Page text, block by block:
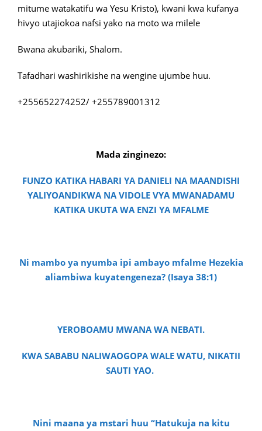
mitume watakatifu wa Yesu Kristo), kwani kwa kufanya
hivyo utajiokoa nafsi yako na moto wa milele
Bwana akubariki, Shalom.
Tafadhari washirikishe na wengine ujumbe huu.
+255652274252/ +255789001312
Mada zinginezo:
FUNZO KATIKA HABARI YA DANIELI NA MAANDISHI
YALIYOANDIKWA NA VIDOLE VYA MWANADAMU
KATIKA UKUTA WA ENZI YA MFALME
Ni mambo ya nyumba ipi ambayo mfalme Hezekia
aliambiwa kuyatengeneza? (Isaya 38:1)
YEROBOAMU MWANA WA NEBATI.
KWA SABABU NALIWAOGOPA WALE WATU, NIKATII
SAUTI YAO.
Nini maana ya mstari huu “Hatukuja na kitu